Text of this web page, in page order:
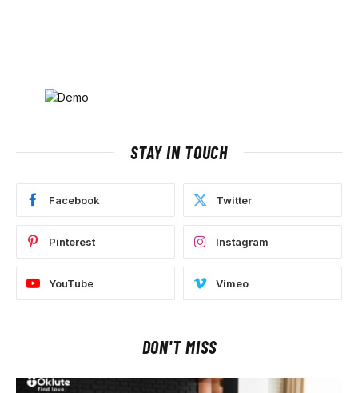
STAY IN TOUCH
Facebook Twitter
Pinterest Instagram
YouTube Vimeo
DON'T MISS